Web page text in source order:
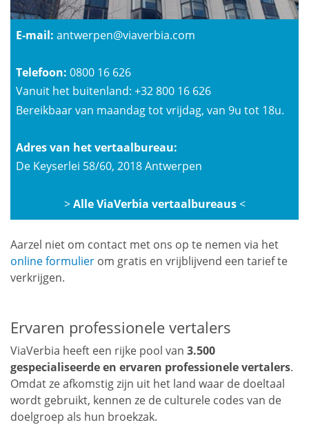
E-mail: antwerpen@viaverbia.com
Telefoon: 0800 16 626
Vanuit het buitenland: +32 800 16 626
Bereikbaar van maandag tot vrijdag, van 9u tot 18u.
Adres van het vertaalbureau:
De Keyserlei 58/60, 2018 Antwerpen
>Alle ViaVerbia vertaalbureaus<
Aarzel niet om contact met ons op te nemen via het
online formulier om gratis en vrijblijvend een tarief te
verkrijgen.
Ervaren professionele vertalers
ViaVerbia heeft een rijke pool van 3.500
gespecialiseerde en ervaren professionele vertalers.
Omdat ze afkomstig zijn uit het land waar de doeltaal
wordt gebruikt, kennen ze de culturele codes van de
doelgroep als hun broekzak.